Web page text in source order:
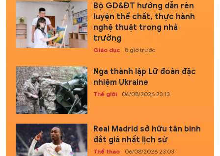
Bộ GD&ĐT hướng dẫn rèn
luyện thể chất, thực hành
nghệ thuật trong nhà
trường
Giáo dục 8 giờ trước
Nga thành lập Lữ đoàn đặc
nhiệm Ukraine
Thế giới 06/08/2026 23:13
Real Madrid sở hữu tân binh
đắt giá nhất lịch sử
Thể thao 06/08/2026 23:03